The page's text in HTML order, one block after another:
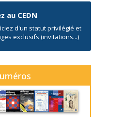
au CEDN
d'un statut privilégié et
exclusifs (invitations...)